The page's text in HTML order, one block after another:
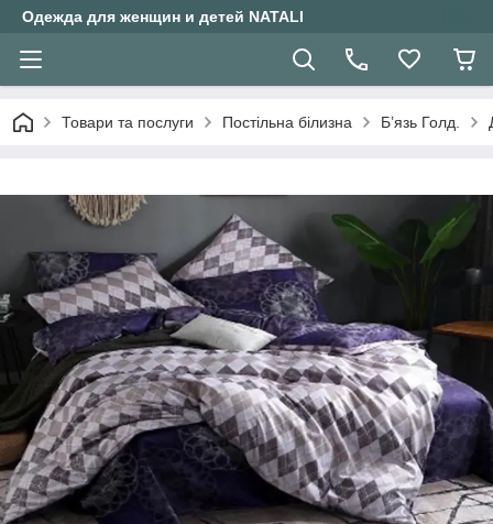
Одежда для женщин и детей NATALI
Товари та послуги Постільна білизна Б’язь Голд.